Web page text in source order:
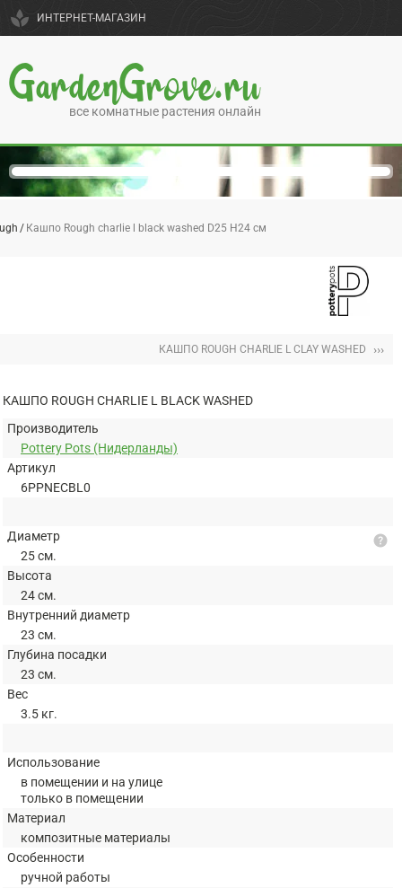
spa ИНТЕРНЕТ-МАГАЗИН
GardenGrove.ru
все комнатные растения онлайн
Кашпо Rough charlie l black washed D25 H24 см
КАШПО ROUGH CHARLIE L CLAY WASHED ›››
КАШПО ROUGH CHARLIE L BLACK WASHED
Производитель
Pottery Pots (Нидерланды)
Артикул
6PPNECBL0
Диаметр
25 см.
Высота
24 см.
Внутренний диаметр
23 см.
Глубина посадки
23 см.
Вес
3.5 кг.
help
Использование
в помещении и на улице
только в помещении
Материал
композитные материалы
Особенности
ручной работы